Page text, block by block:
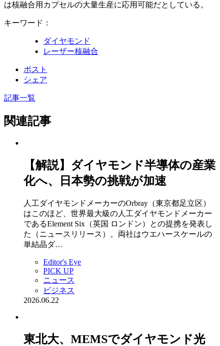
は核融合用カプセルの大量生産に応用可能だとしている。
キーワード：
ダイヤモンド
レーザー核融合
ポスト
シェア
記事一覧
関連記事
【解説】ダイヤモンド半導体の産業
化へ、日本勢の挑戦が加速
人工ダイヤモンドメーカーのOrbray（東京都足立区）
はこのほど、世界最大級の人工ダイヤモンドメーカー
であるElement Six（英国 ロンドン）との提携を発表し
た（ニュースリリース）。両社はウエハースケールの
単結晶ダ…
Editor's Eye
PICK UP
ニュース
ビジネス
2026.06.22
東北大、MEMSでダイヤモンド光